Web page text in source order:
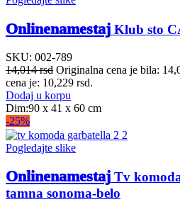
Onlinenamestaj Klub sto
SKU: 002-789
14,014rsd Originalna cena je bila:
cena je: 10,229 rsd.
Dodaj u korpu
Dim:90 x 41 x 60 cm
-25%
Pogledajte slike
Onlinenamestaj Tv
tamna sonoma-belo